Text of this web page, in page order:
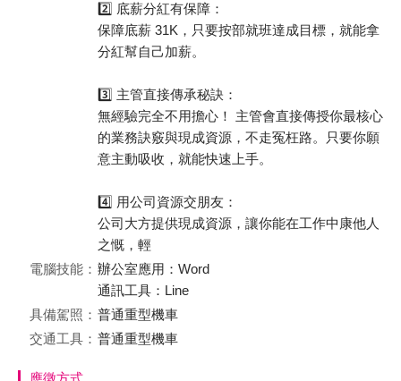
2️⃣ 底薪分紅有保障：
保障底薪 31K，只要按部就班達成目標，就能拿
分紅幫自己加薪。
3️⃣ 主管直接傳承秘訣：
無經驗完全不用擔心！ 主管會直接傳授你最核心
的業務訣竅與現成資源，不走冤枉路。只要你願
意主動吸收，就能快速上手。
4️⃣ 用公司資源交朋友：
公司大方提供現成資源，讓你能在工作中康他人
之慨，輕
電腦技能： 辦公室應用：Word
通訊工具：Line
具備駕照： 普通重型機車
交通工具： 普通重型機車
應徵方式